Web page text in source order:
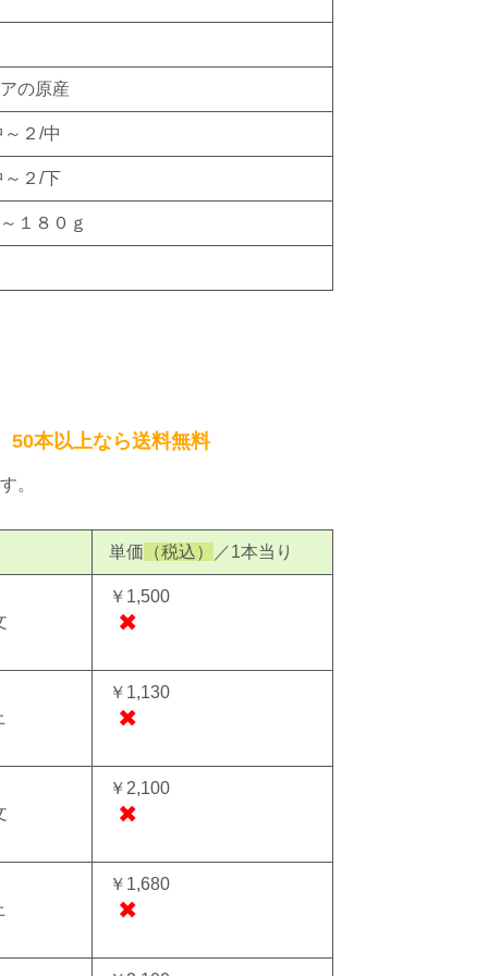
の原産
２/中
～２/下
１８０ｇ
50本以上なら送料無料
。
単価 （税込） ／1本当り
￥1,500
✖
￥1,130
✖
￥2,100
✖
￥1,680
✖